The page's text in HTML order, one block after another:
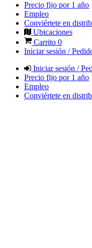
Precio fijo por 1 año
Empleo
Conviértete en
Ubicaciones
Carrito 0
Iniciar sesión /
Iniciar sesión /
Precio fijo por 1 año
Empleo
Conviértete en